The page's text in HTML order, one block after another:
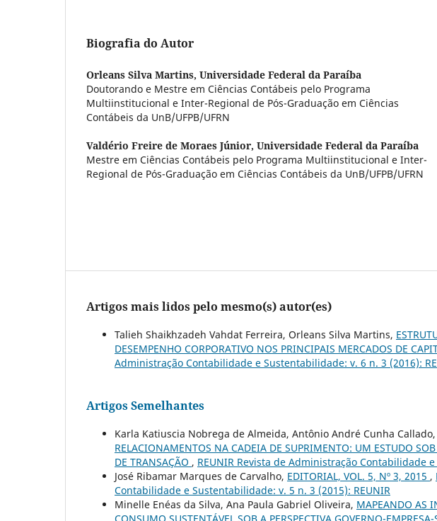
Biografia do Autor
Orleans Silva Martins, Universidade Federal da Paraíba
Doutorando e Mestre em Ciências Contábeis pelo Programa
Multiinstitucional e Inter-Regional de Pós-Graduação em Ciências
Contábeis da UnB/UFPB/UFRN
Valdério Freire de Moraes Júnior, Universidade Federal da Paraíba
Mestre em Ciências Contábeis pelo Programa Multiinstitucional e Inter-
Regional de Pós-Graduação em Ciências Contábeis da UnB/UFPB/UFRN
Artigos mais lidos pelo mesmo(s) autor(es)
Talieh Shaikhzadeh Vahdat Ferreira, Orleans Silva Martins,
DESEMPENHO CORPORATIVO NOS PRINCIPAIS MERCADOS DE
Administração Contabilidade e Sustentabilidade: v. 6 n. 3 (2016):
Artigos Semelhantes
Karla Katiuscia Nobrega de Almeida, Antônio André Cunha Callado,
RELACIONAMENTOS NA CADEIA DE SUPRIMENTO: UM ESTUDO
DE TRANSAÇÃO , REUNIR Revista de Administração Contabilidade
José Ribamar Marques de Carvalho, EDITORIAL, VOL. 5, Nº 3, 2015 ,
Contabilidade e Sustentabilidade: v. 5 n. 3 (2015): REUNIR
Minelle Enéas da Silva, Ana Paula Gabriel Oliveira, MAPEANDO AS